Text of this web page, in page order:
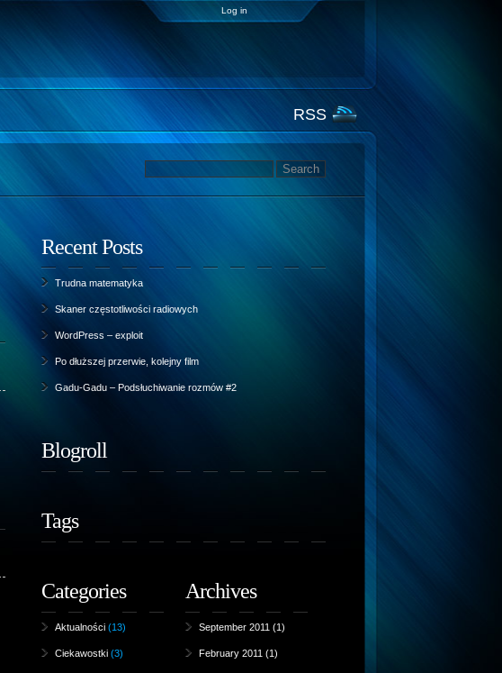
Log in
RSS
Recent Posts
Trudna matematyka
Skaner częstotliwości radiowych
WordPress – exploit
Po dłuższej przerwie, kolejny film
Gadu-Gadu – Podsłuchiwanie rozmów #2
Blogroll
Tags
Archives
September 2011 (1)
February 2011 (1)
Categories
Aktualności (13)
Ciekawostki (3)